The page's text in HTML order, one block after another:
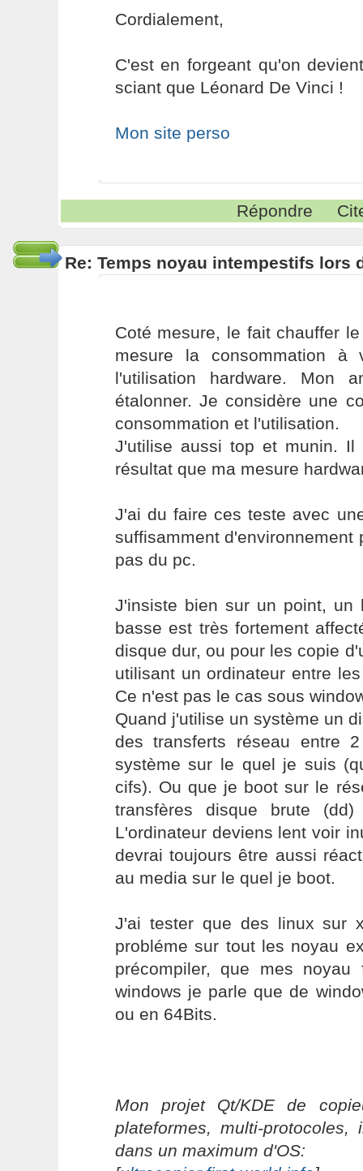
Cordialement,
C'est en forgeant qu'on
sciant que Léonard De Vinci !
Mon site perso
Répondre
Re: Temps noyau intempestifs lors
Coté mesure, le fait chauffer
mesure la consommation
l'utilisation hardware. Mon
étalonner. Je considère une
consommation et l'utilisation.
J'utilise aussi top et munin. Il
résultat que ma mesure
J'ai du faire ces teste avec
suffisamment d'environnement
pas du pc.
J'insiste bien sur un point, un
basse est très fortement
disque dur, ou pour les copie
utilisant un ordinateur entre
Ce n'est pas le cas sous
Quand j'utilise un système un
des transferts réseau entre
système sur le quel je suis
cifs). Ou que je boot sur le
transfères disque brute
L'ordinateur deviens lent voir
devrai toujours être aussi
au media sur le quel je boot.
J'ai tester que des linux sur
probléme sur tout les noyau
précompiler, que mes
windows je parle que de
ou en 64Bits.
Mon projet Qt/KDE de
plateformes, multi-protocoles,
dans un maximum d'OS: